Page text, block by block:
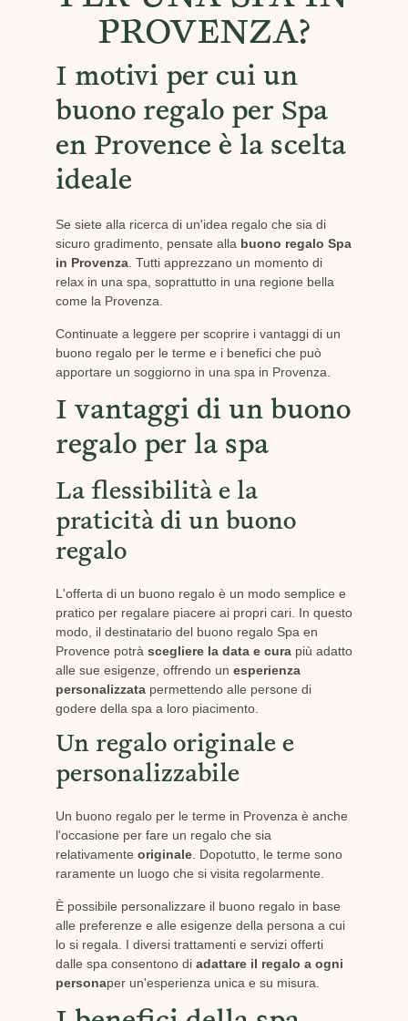
PROVENZA?
I motivi per cui un
buono regalo per Spa
en Provence è la scelta
ideale
Se siete alla ricerca di un'idea regalo che sia di
sicuro gradimento, pensate alla buono regalo Spa
in Provenza. Tutti apprezzano un momento di
relax in una spa, soprattutto in una regione bella
come la Provenza.
Continuate a leggere per scoprire i vantaggi di un
buono regalo per le terme e i benefici che può
apportare un soggiorno in una spa in Provenza.
I vantaggi di un buono
regalo per la spa
La flessibilità e la
praticità di un buono
regalo
L'offerta di un buono regalo è un modo semplice e
pratico per regalare piacere ai propri cari. In questo
modo, il destinatario del buono regalo Spa en
Provence potrà scegliere la data e curapiù adatto
alle sue esigenze, offrendo un esperienza
personalizzatapermettendo alle persone di
godere della spa a loro piacimento.
Un regalo originale e
personalizzabile
Un buono regalo per le terme in Provenza è anche
l'occasione per fare un regalo che sia
relativamente originale. Dopotutto, le terme sono
raramente un luogo che si visita regolarmente.
È possibile personalizzare il buono regalo in base
alle preferenze e alle esigenze della persona a cui
lo si regala. I diversi trattamenti e servizi offerti
dalle spa consentono di adattare il regalo a ogni
personaper un'esperienza unica e su misura.